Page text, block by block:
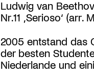
Ludwig van
Nr.11 ‚Serioso‘ (arr.
2005 entstand das
der besten
Niederlande und